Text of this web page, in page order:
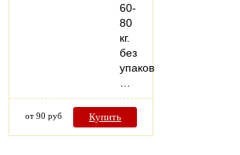
60-
80
кг.
без
упаковки.
от 90 руб Купить